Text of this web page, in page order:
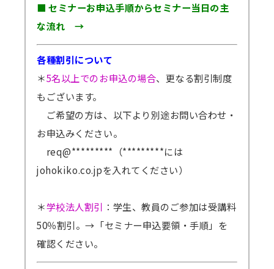
■ セミナーお申込手順からセミナー当日の主
な流れ →
各種割引について
＊5名以上でのお申込の場合、更なる割引制度
もございます。
ご希望の方は、以下より別途お問い合わせ・
お申込みください。
req@*********（*********には
johokiko.co.jpを入れてください）
＊学校法人割引 ：学生、教員のご参加は受講料
50％割引。→「セミナー申込要領・手順」を
確認ください。